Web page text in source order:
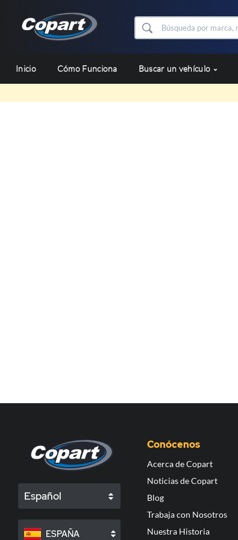
Inicio Cómo Funciona Buscar un vehículo
Español
ESPAÑA
Conócenos
Acerca de Copart
Noticias de Copart
Blog
Trabaja con Nosotros
Nuestra Historia